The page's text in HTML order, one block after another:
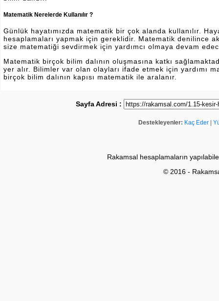
Matematik Nerelerde Kullanılır ?
Günlük hayatımızda matematik bir çok alanda kullanılır.
hesaplamaları yapmak için gereklidir. Matematik denilince
size matematiği sevdirmek için yardımcı olmaya devam
Matematik birçok bilim dalının oluşmasına katkı
yer alır. Bilimler var olan olayları ifade etmek için yardımı
birçok bilim dalının kapısı matematik ile aralanır.
Sayfa Adresi :
Destekleyenler: Kaç Eder
Rakamsal hesaplamaların
© 2016 -